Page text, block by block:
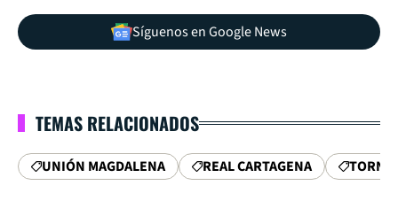
Síguenos en Google News
TEMAS RELACIONADOS
UNIÓN MAGDALENA REAL CARTAGENA